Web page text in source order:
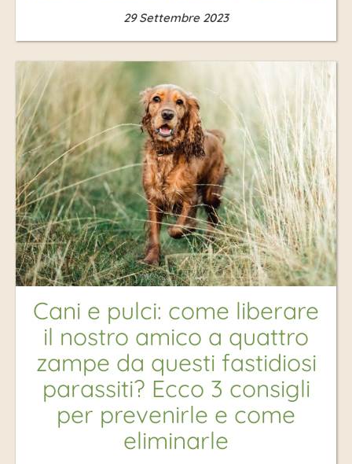
29 Settembre 2023
Cani e pulci: come liberare
il nostro amico a quattro
zampe da questi fastidiosi
parassiti? Ecco 3 consigli
per prevenirle e come
eliminarle